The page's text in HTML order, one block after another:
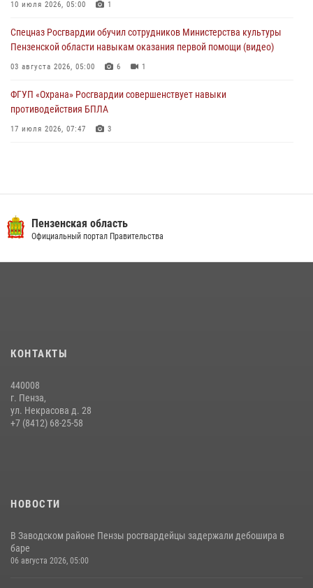
Росгвардейцы Пензенской области отмечают 35-летие дежурной
03 августа 2026, 05:15
10 июля 2026, 05:00 1
Спецназ Росгвардии обучил сотрудников Министерства культуры
Пензенской области навыкам оказания первой помощи (видео)
03 августа 2026, 05:00 6 1
ФГУП «Охрана» Росгвардии совершенствует навыки
противодействия БПЛА
17 июля 2026, 07:47 3
Пензенский спецназ Росгвардии готовит студентов к окружному
этапу «Зарницы 2.0» (видео)
Пучков посетил 55-й Всероссийский Лермонтовский праздник
11 июля 2026, 10:00
Сотрудники пензенского ОМОН «Страж» познакомили участников
Пензенская область
Официальный портал Правительства
КОНТАКТЫ
440008
г. Пенза,
ул. Некрасова д. 28
+7 (8412) 68-25-58
НОВОСТИ
В Заводском районе Пензы росгвардейцы задержали дебошира в
баре
06 августа 2026, 05:00